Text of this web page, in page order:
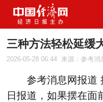
三种方法轻松延缓
2026-05-28 06:44 来源：参考消
参考消息网报道
日报道，如果摆在面